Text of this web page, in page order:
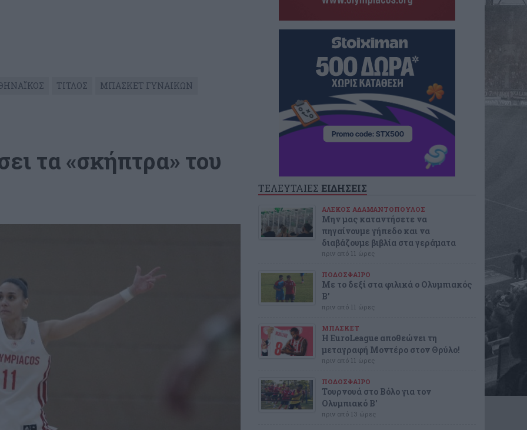
ΤΙΤΛΟΣ
ΜΠΑΣΚΕΤ ΓΥΝΑΙΚΩΝ
τα «σκήπτρα» του
ΤΕΛΕΥΤΑΙΕΣ ΕΙΔΗΣΕΙΣ
ΑΛΕΚΟΣ ΑΔΑΜΑΝΤΟΠΟΥΛΟΣ
Μην μας καταντήσετε να
πηγαίνουμε γήπεδο και να
διαβάζουμε βιβλία στα γεράματα
πριν από 11 ώρες
ΠΟΔΟΣΦΑΙΡΟ
Με το δεξί στα φιλικά ο Ολυμπιακός
Β’
πριν από 11 ώρες
ΜΠΑΣΚΕΤ
Η EuroLeague αποθεώνει τη
μεταγραφή Μοντέρο στον Θρύλο!
πριν από 11 ώρες
ΠΟΔΟΣΦΑΙΡΟ
Τουρνουά στο Βόλο για τον
Ολυμπιακό Β'
πριν από 13 ώρες